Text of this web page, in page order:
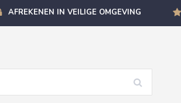
AFREKENEN IN VEILIGE OMGEVING